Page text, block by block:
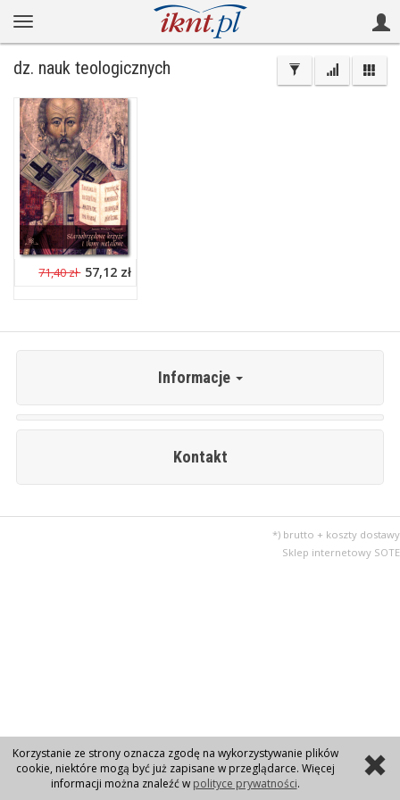
dz. nauk teologicznych
71,40 zł 57,12 zł
Informacje
Kontakt
*) brutto + koszty dostawy
Sklep internetowy SOTE
Korzystanie ze strony oznacza zgodę na wykorzystywanie plików
cookie, niektóre mogą być już zapisane w przeglądarce. Więcej
informacji można znaleźć w polityce prywatności.